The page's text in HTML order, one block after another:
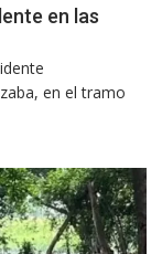
en las
en el tramo